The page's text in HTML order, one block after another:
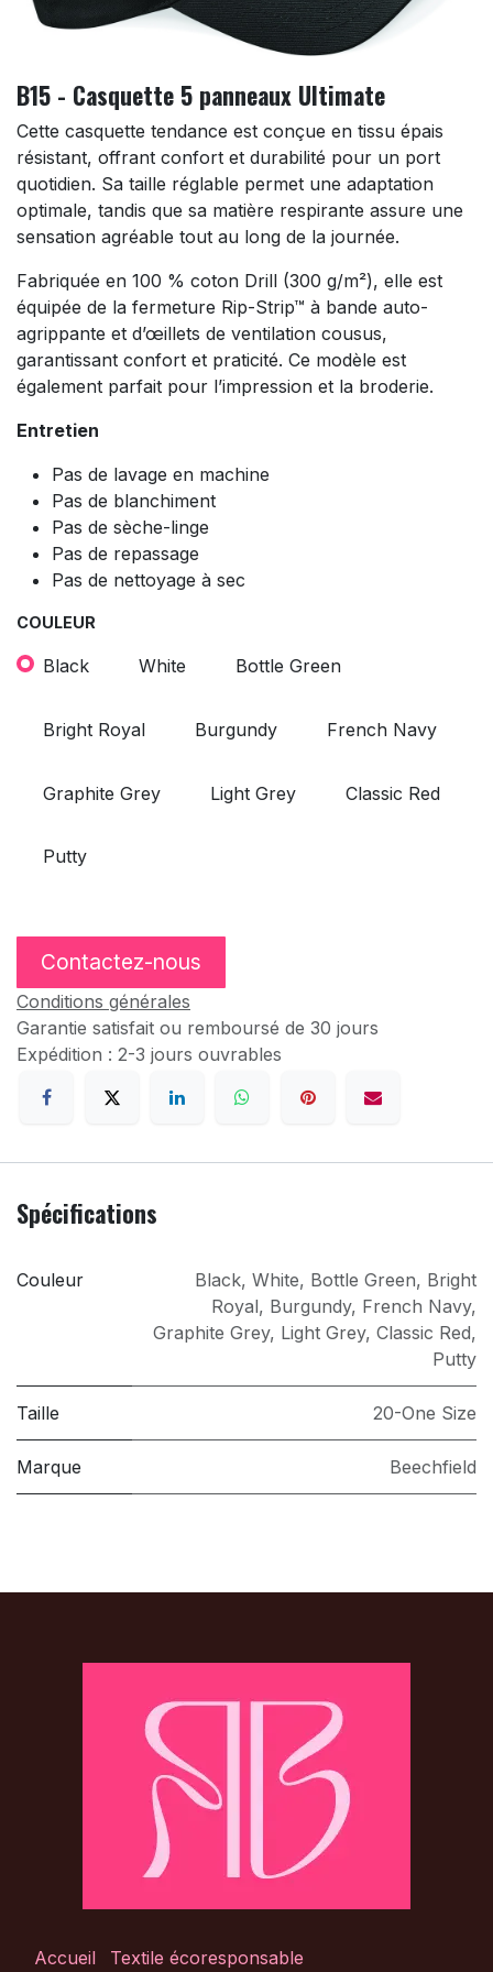
B15 - Casquette 5 panneaux Ultimate
Cette casquette tendance est conçue en tissu épais
résistant, offrant confort et durabilité pour un port
quotidien. Sa taille réglable permet une adaptation
optimale, tandis que sa matière respirante assure une
sensation agréable tout au long de la journée.
Fabriquée en 100 % coton Drill (300 g/m²), elle est
équipée de la fermeture Rip-Strip™ à bande auto-
agrippante et d’œillets de ventilation cousus,
garantissant confort et praticité. Ce modèle est
également parfait pour l’impression et la broderie.
Entretien
Pas de lavage en machine
Pas de blanchiment
Pas de sèche-linge
Pas de repassage
Pas de nettoyage à sec
COULEUR
Black White Bottle Green
Bright Royal Burgundy French Navy
Graphite Grey Light Grey Classic Red
Putty
Contactez-nous
Conditions générales
Garantie satisfait ou remboursé de 30 jours
Expédition : 2-3 jours ouvrables
Spécifications
Couleur Black, White, Bottle Green, Bright
Royal, Burgundy, French Navy,
Graphite Grey, Light Grey, Classic Red,
Putty
Taille 20-One Size
Marque Beechfield
Accueil Textile écoresponsable